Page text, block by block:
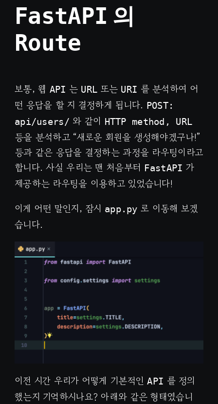
FastAPI 의
Route
보통, 웹 API 는 URL 또는 URI 를 분석하여 어
떤 응답을 할 지 결정하게 됩니다. POST:
api/users/ 와 같이 HTTP method, URL
등을 분석하고 “새로운 회원을 생성해야겠구나!”
등과 같은 응답을 결정하는 과정을 라우팅이라고
합니다. 사실 우리는 맨 처음부터 FastAPI 가
제공하는 라우팅을 이용하고 있었습니다!
이게 어떤 말인지, 잠시 app.py 로 이동해 보겠
습니다.
이전 시간 우리가 어떻게 기본적인API 를 정의
했는지 기억하시나요? 아래와 같은 형태였습니